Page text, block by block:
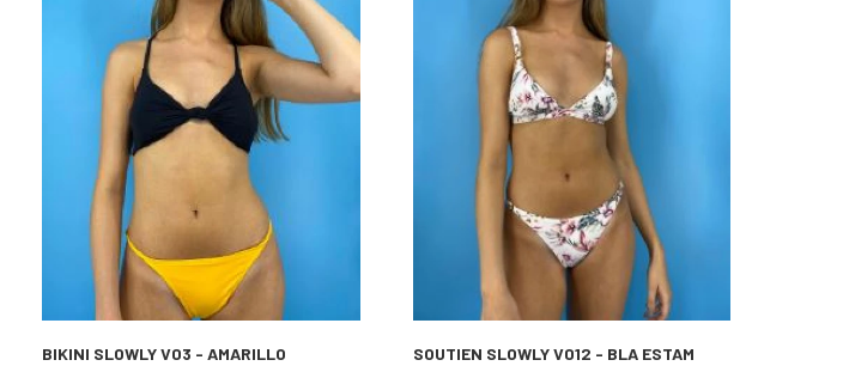
BIKINI SLOWLY V03 - AMARILLO SOUTIEN SLOWLY V012 - BLA ESTAM